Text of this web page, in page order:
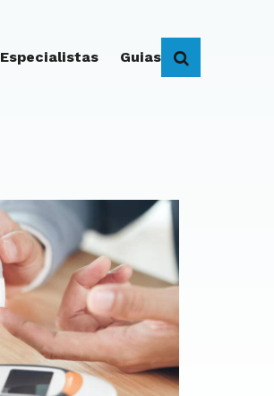
Especialistas Guias BUSCAR